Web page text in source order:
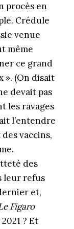
procès en
Crédule
venue
même
ce grand
». (On disait
devait pas
les ravages
l’entendre
vaccins,
des
leur refus
et,
Figaro
? Et